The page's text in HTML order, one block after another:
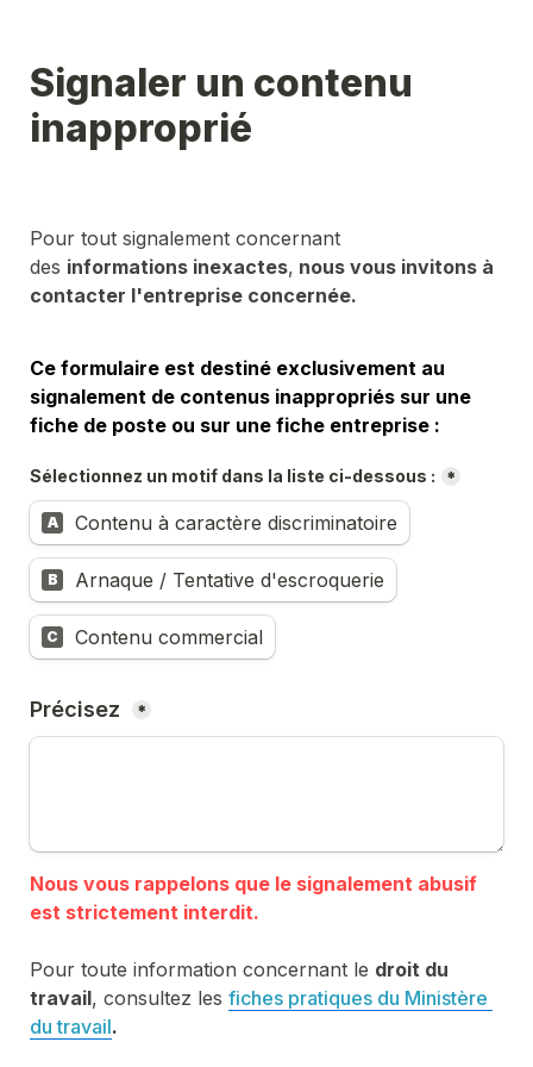
Signaler un contenu
inapproprié
Pour tout signalement concernant
des informations inexactes, nous vous invitons à
contacter l'entreprise concernée.
Ce formulaire est destiné exclusivement au
signalement de contenus inappropriés sur une
fiche de poste ou sur une fiche entreprise :
Sélectionnez un motif dans la liste ci-dessous : *
A Contenu à caractère discriminatoire
B Arnaque / Tentative d'escroquerie
C Contenu commercial
Précisez *
Nous vous rappelons que le signalement abusif
Pour toute information concernant le droit du
travail, consultez les fiches pratiques du Ministère
du travail